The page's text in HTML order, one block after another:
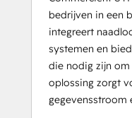
bedrijven in een
integreert
systemen en
die nodig zijn om
oplossing zorgt
gegevensstroom